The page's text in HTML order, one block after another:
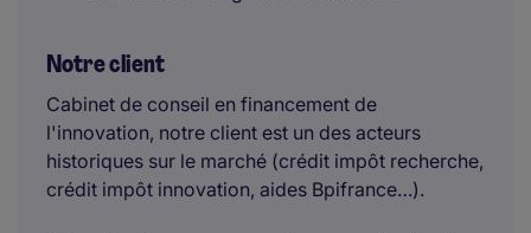
Notre client
Cabinet de conseil en financement de
l'innovation, notre client est un des acteurs
historiques sur le marché (crédit impôt recherche,
crédit impôt innovation, aides Bpifrance…).